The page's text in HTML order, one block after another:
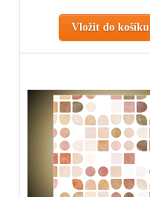
Vložit do košíku